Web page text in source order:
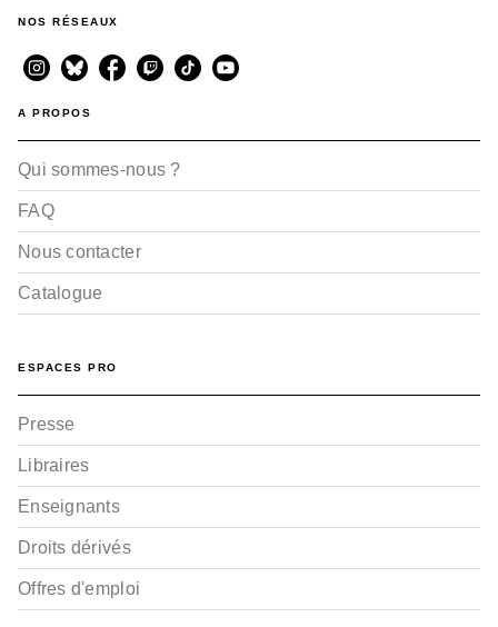
NOS RÉSEAUX
A PROPOS
Qui sommes-nous ?
FAQ
Nous contacter
Catalogue
ESPACES PRO
Presse
Libraires
Enseignants
Droits dérivés
Offres d'emploi